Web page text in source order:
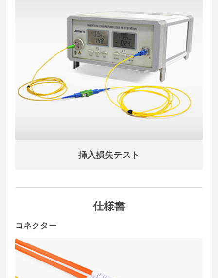
挿入損失テスト
仕様書
コネクター